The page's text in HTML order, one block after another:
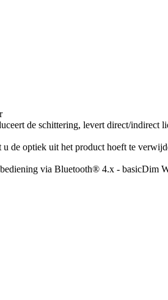
de schittering, levert direct/indirect
de optiek uit het product hoeft te
via Bluetooth® 4.x - basicDim